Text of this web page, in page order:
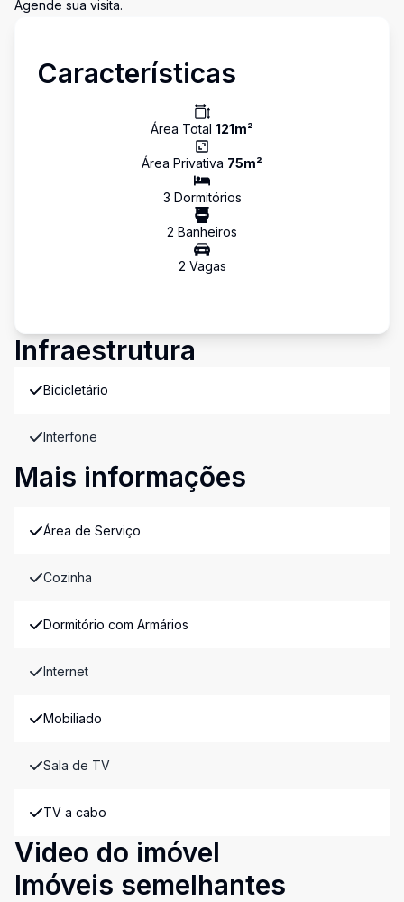
Agende sua visita.
Características
Área Total 121m²
Área Privativa 75m²
3 Dormitórios
2 Banheiros
2 Vagas
Infraestrutura
Bicicletário
Interfone
Mais informações
Área de Serviço
Cozinha
Dormitório com Armários
Internet
Mobiliado
Sala de TV
TV a cabo
Video do imóvel
Imóveis semelhantes